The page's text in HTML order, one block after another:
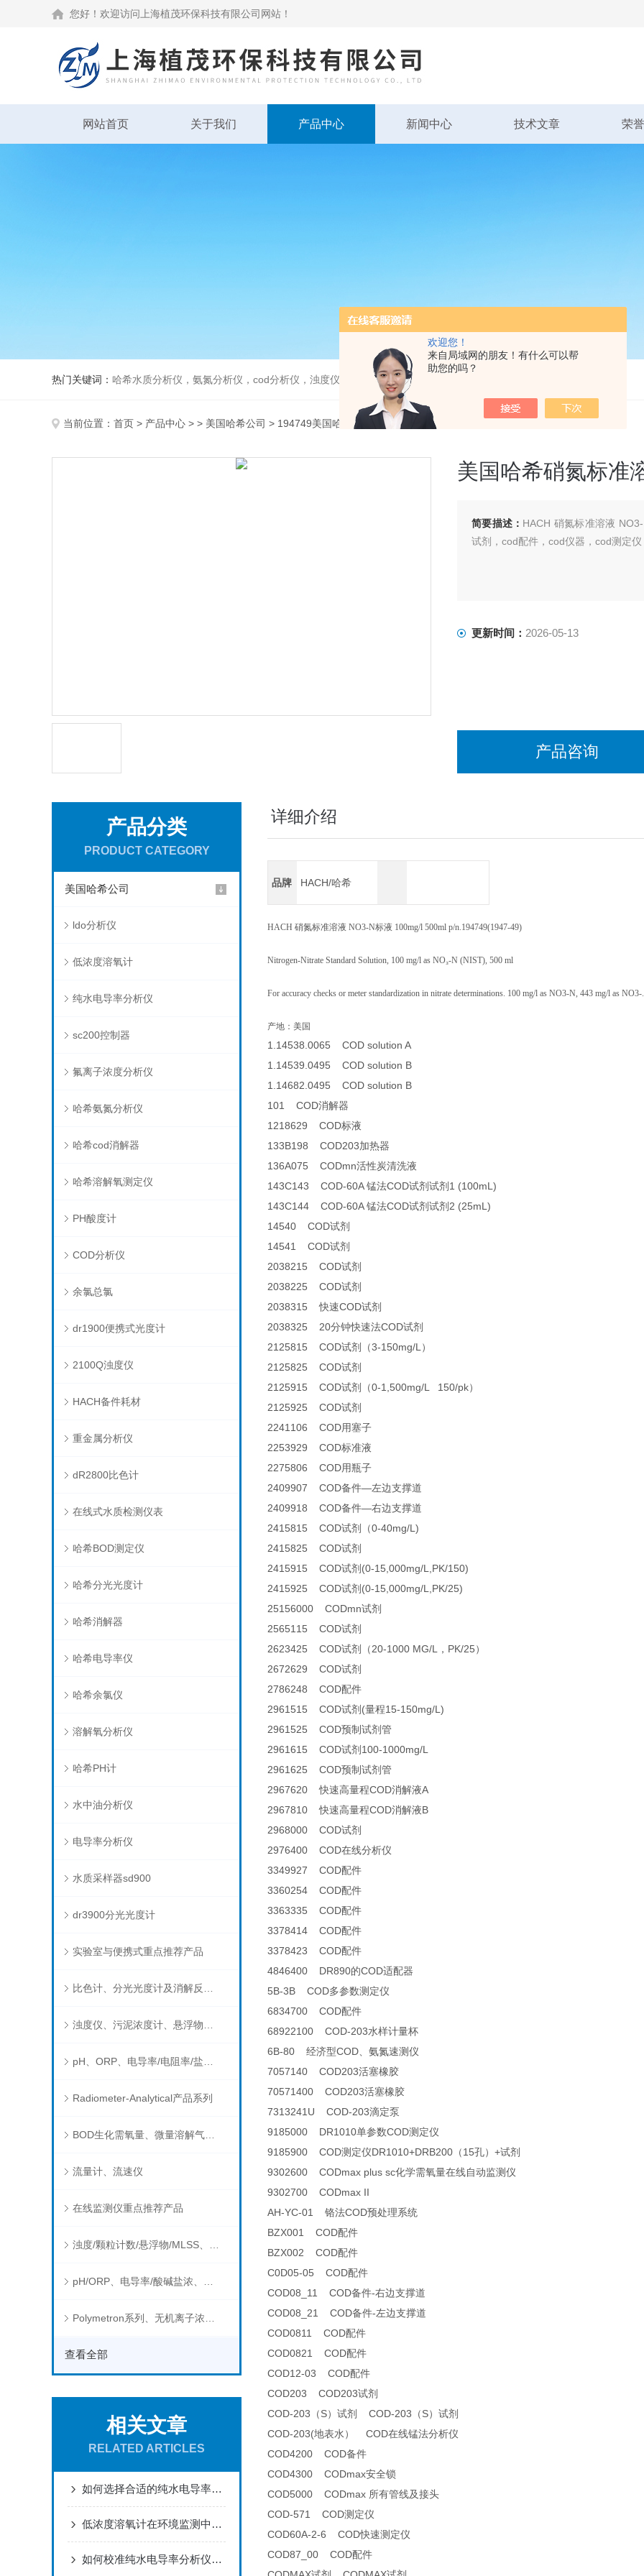
欢迎您！
来自局域网的朋友！有什么可以帮
助您的吗？
您好！欢迎访问上海植茂环保科技有限公司网站！
网站首页 关于我们 产品中心 新闻中心 技术文章 荣
热门关键词： 哈希水质分析仪，氨氮分析仪，cod分析仪，浊度仪，bod分析仪，溶解氧分析仪
当前位置： 首页 > 产品中心 > > 美国哈希公司 > 194749美国哈希硝氮标准溶液 NO3-N标液194749
美国哈希硝氮标准
简要描述： HACH 硝氮标准溶液
试剂，cod配件，cod仪器，cod测定
更新时间： 2026-05-13
产品咨询
产品分类
PRODUCT CATEGORY
美国哈希公司
ldo分析仪
低浓度溶氧计
纯水电导率分析仪
sc200控制器
氟离子浓度分析仪
哈希氨氮分析仪
哈希cod消解器
哈希溶解氧测定仪
PH酸度计
COD分析仪
余氯总氯
dr1900便携式光度计
2100Q浊度仪
HACH备件耗材
重金属分析仪
dR2800比色计
在线式水质检测仪表
哈希BOD测定仪
哈希分光光度计
哈希消解器
哈希电导率仪
哈希余氯仪
溶解氧分析仪
哈希PH计
水中油分析仪
电导率分析仪
水质采样器sd900
dr3900分光光度计
实验室与便携式重点推荐产品
Radiometer-Analytical产品系列
BOD生化需氧量、微量溶解气体和现场水质测试组件以及其他分析仪
流量计、流速仪
在线监测仪重点推荐产品
查看全部
相关文章
RELATED ARTICLES
如何选择合适的纯水电导率分析仪
低浓度溶氧计在环境监测中有哪些应用？
如何校准纯水电导率分析仪以确保其测量精度？
详细介绍
品牌 HACH/哈希
HACH 硝氮标准溶液 NO3-N标液 100mg/l 500ml p/n.194749(1947-49)
Nitrogen-Nitrate Standard Solution, 100 mg/l as NO₃-N (NIST), 500 ml
For accuracy checks or meter standardization in nitrate determinations. 100 mg/l as NO3-N, 443 mg/l as
产地：美国
1.14538.0065 COD solution A
1.14539.0495 COD solution B
1.14682.0495 COD solution B
101 COD消解器
1218629 COD标液
133B198 COD203加热器
136A075 CODmn活性炭清洗液
143C143 COD-60A 锰法COD试剂试剂1 (100mL)
143C144 COD-60A 锰法COD试剂试剂2 (25mL)
14540 COD试剂
14541 COD试剂
2038215 COD试剂
2038225 COD试剂
2038315 快速COD试剂
2038325 20分钟快速法COD试剂
2125815 COD试剂（3-150mg/L）
2125825 COD试剂
2125915 COD试剂（0-1,500mg/L 150/pk）
2125925 COD试剂
2241106 COD用塞子
2253929 COD标准液
2275806 COD用瓶子
2409907 COD备件—左边支撑道
2409918 COD备件—右边支撑道
2415815 COD试剂（0-40mg/L)
2415825 COD试剂
2415915 COD试剂(0-15,000mg/L,PK/150)
2415925 COD试剂(0-15,000mg/L,PK/25)
25156000 CODmn试剂
2565115 COD试剂
2623425 COD试剂（20-1000 MG/L，PK/25）
2672629 COD试剂
2786248 COD配件
2961515 COD试剂(量程15-150mg/L)
2961525 COD预制试剂管
2961615 COD试剂100-1000mg/L
2961625 COD预制试剂管
2967620 快速高量程COD消解液A
2967810 快速高量程COD消解液B
2968000 COD试剂
2976400 COD在线分析仪
3349927 COD配件
3360254 COD配件
3363335 COD配件
3378414 COD配件
3378423 COD配件
4846400 DR890的COD适配器
5B-3B COD多参数测定仪
6834700 COD配件
68922100 COD-203水样计量杯
6B-80 经济型COD、氨氮速测仪
7057140 COD203活塞橡胶
70571400 COD203活塞橡胶
7313241U COD-203滴定泵
9185000 DR1010单参数COD测定仪
9185900 COD测定仪DR1010+DRB200（15孔）+试剂
9302600 CODmax plus sc化学需氧量在线自动监测仪
9302700 CODmax II
AH-YC-01 铬法COD预处理系统
BZX001 COD配件
BZX002 COD配件
C0D05-05 COD配件
COD08_11 COD备件-右边支撑道
COD08_21 COD备件-左边支撑道
COD0811 COD配件
COD0821 COD配件
COD12-03 COD配件
COD203 COD203试剂
COD-203（S）试剂 COD-203（S）试剂
COD-203(地表水） COD在线锰法分析仪
COD4200 COD备件
COD4300 CODmax安全锁
COD5000 CODmax 所有管线及接头
COD-571 COD测定仪
COD60A-2-6 COD快速测定仪
COD87_00 COD配件